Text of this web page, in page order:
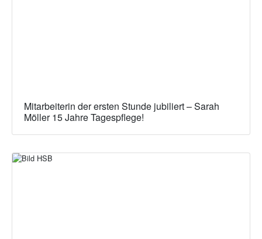
Mitarbeiterin der ersten Stunde jubiliert – Sarah
Möller 15 Jahre Tagespflege!